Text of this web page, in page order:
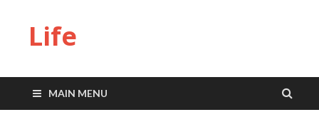
Life
MAIN MENU